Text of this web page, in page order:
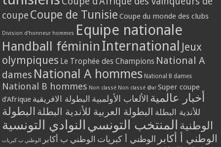
coupe Coupe de Tunisie Coupe du monde des clubs
Division d'honneur hommes Equipe nationale
Handball féminin International Jeux
olympiques Le Trophée des Champions National A
dames National A hommes National B dames
National B hommes Non classé Non classé @ar Super coupe
d'Afrique
أخبار عالمية الألعاب الأولمبية البطولة الافريقية
للأندية البطلة البطولة العربية للأندية البطلة البطولة
الوطنية المنتخب التونسي النوادي التونسية
الوطني أ أكابر الوطني أ كبريات الوطني ب أكابر الوطني ب كبريات